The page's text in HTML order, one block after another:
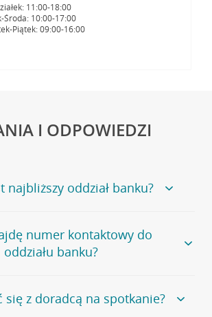
11:00-18:00
Środa: 10:00-17:00
Piątek: 09:00-16:00
I ODPOWIEDZI
najbliższy oddział banku?
naszego banku, zapraszamy na
, na której znajduje się
numer kontaktowy do
oddziału banku?
nie udostępnia ogólnego numeru
bankowej.
się z doradcą na spotkanie?